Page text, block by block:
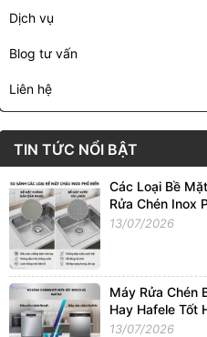
Dịch vụ
Blog tư vấn
Liên hệ
TIN TỨC NỔI BẬT
Các Loại Bề
Rửa Chén Inox
Tại Việt Nam. So
13/07/2026
Máy Rửa Chén
Hay Hafele Tốt
Sánh Chi Tiết Từ
13/07/2026